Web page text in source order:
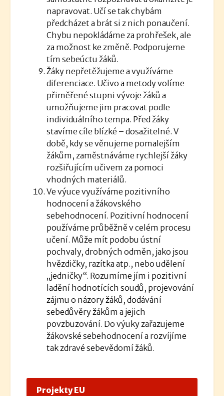
napravovat. Učí se tak chybám
předcházet a brát si z nich ponaučení.
Chybu nepokládáme za prohřešek, ale
za možnost ke změně. Podporujeme
tím sebeúctu žáků.
Žáky nepřetěžujeme a využíváme
diferenciace. Učivo a metody volíme
přiměřené stupni vývoje žáků a
umožňujeme jim pracovat podle
individuálního tempa. Před žáky
stavíme cíle blízké – dosažitelné. V
době, kdy se věnujeme pomalejším
žákům, zaměstnáváme rychlejší žáky
rozšiřujícím učivem za pomoci
vhodných materiálů.
Ve výuce využíváme pozitivního
hodnocení a žákovského
sebehodnocení. Pozitivní hodnocení
používáme průběžně v celém procesu
učení. Může mít podobu ústní
pochvaly, drobných odměn, jako jsou
hvězdičky, razítka atp., nebo udělení
„jedničky“. Rozumíme jím i pozitivní
ladění hodnotících soudů, projevování
zájmu o názory žáků, dodávání
sebedůvěry žákům a jejich
povzbuzování. Do výuky zařazujeme
žákovské sebehodnocení a rozvíjíme
tak zdravé sebevědomí žáků.
Projekty EU